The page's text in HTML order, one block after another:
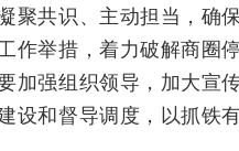
聚共识、主动担当，确
作举措，着力破解商圈
加强组织领导，加大宣
设和督导调度，以抓铁